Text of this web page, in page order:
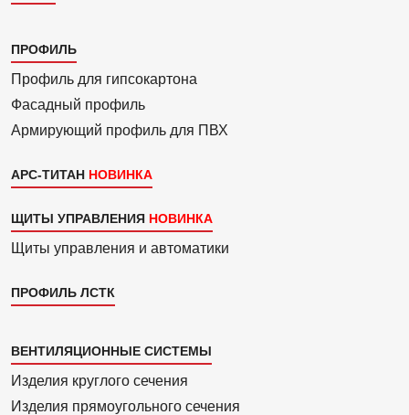
Каталог
3
ПРОФИЛЬ
Профиль для гипсо­картона
Фасадный профиль
Армиру­ю­щий профиль для ПВХ
АРС-ТИТАН
ЩИТЫ УПРАВЛЕНИЯ
Щиты управления и автоматики
ПРОФИЛЬ ЛСТК
Каталог
4
ВЕНТИЛЯЦИОННЫЕ СИСТЕМЫ
Изделия круглого сечения
Изделия прямоуголь­ного сечения